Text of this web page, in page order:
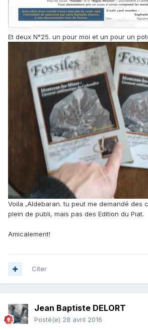
Et deux N°25. un pour moi et un pour un
Voila ,Aldebaran. tu peut me demandé des
plein de publi, mais pas des Edition du Piat.
Amicalement!
Citer
Jean Baptiste DELORT
Posté(e) 28 avril 2016